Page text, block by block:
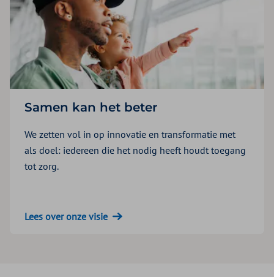
Samen kan het beter
We zetten vol in op innovatie en transformatie met
als doel: iedereen die het nodig heeft houdt toegang
tot zorg.
Lees over onze visie